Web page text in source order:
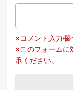
※コメント入力欄
※このフォームに
承ください。